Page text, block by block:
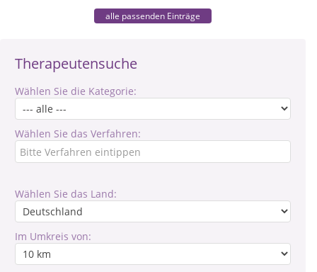
Therapeutensuche
Wählen Sie die Kategorie:
Wählen Sie das Verfahren:
Wählen Sie das Land:
Im Umkreis von:
alle passenden Einträge